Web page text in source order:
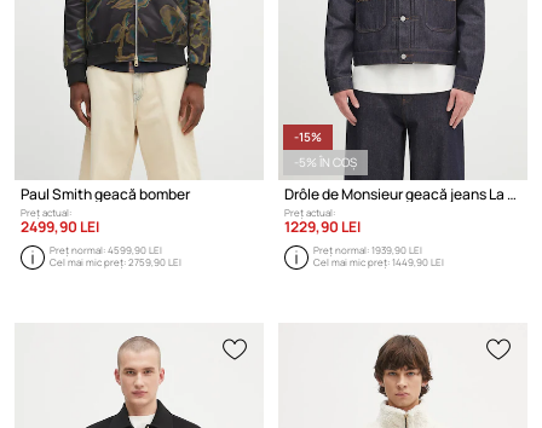
Paul Smith geacă bomber
Preț actual:
2499,90 LEI
Preț normal:4599,90 LEI
Cel mai mic preț:2759,90 LEI
-15%
-5% ÎN COȘ
Drôle de Monsieur geacă jeans La Veste Denim Brut
Preț actual:
1229,90 LEI
Preț normal:1939,90 LEI
Cel mai mic preț:1449,90 LEI